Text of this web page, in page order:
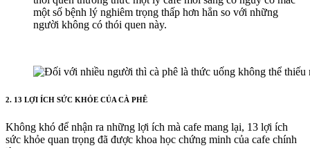
một số bệnh lý nghiêm trọng thấp hơn hẳn so với những
người không có thói quen này.
2. 13 LỢI ÍCH SỨC KHỎE CỦA CÀ PHÊ
Không khó để nhận ra những lợi ích mà cafe mang lại, 13 lợi ích
sức khỏe quan trọng đã được khoa học chứng minh của cafe chính